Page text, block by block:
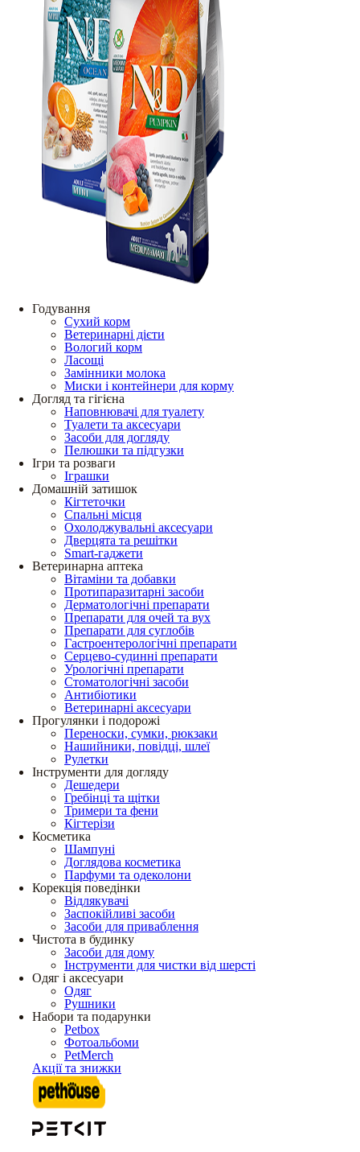
Годування
Сухий корм
Ветеринарні дієти
Вологий корм
Ласощі
Замінники молока
Миски і контейнери для корму
Догляд та гігієна
Наповнювачі для туалету
Туалети та аксесуари
Засоби для догляду
Пелюшки та підгузки
Ігри та розваги
Іграшки
Домашній затишок
Кігтеточки
Спальні місця
Охолоджувальні аксесуари
Дверцята та решітки
Smart-гаджети
Ветеринарна аптека
Вітаміни та добавки
Протипаразитарні засоби
Дерматологічні препарати
Препарати для очей та вух
Препарати для суглобів
Гастроентерологічні препарати
Серцево-судинні препарати
Урологічні препарати
Стоматологічні засоби
Антибіотики
Ветеринарні аксесуари
Прогулянки і подорожі
Переноски, сумки, рюкзаки
Нашийники, повідці, шлеї
Рулетки
Інструменти для догляду
Дешедери
Гребінці та щітки
Тримери та фени
Кігтерізи
Косметика
Шампуні
Доглядова косметика
Парфуми та одеколони
Корекція поведінки
Відлякувачі
Заспокійливі засоби
Засоби для приваблення
Чистота в будинку
Засоби для дому
Інструменти для чистки від шерсті
Одяг і аксесуари
Одяг
Рушники
Набори та подарунки
Petbox
Фотоальбоми
PetMerch
Акції та знижки